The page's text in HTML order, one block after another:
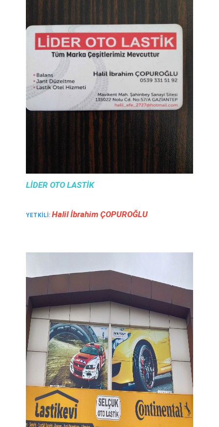
LIDER OTO LASTIK
YETKILI: Hali̇l İbrahi̇m ÇOPUROĞLU